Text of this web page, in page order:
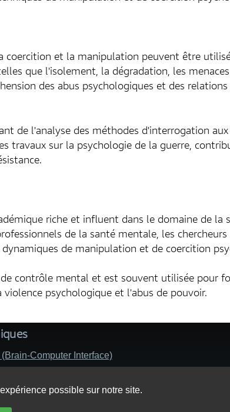
coercition et la manipulation peuvent être
que l'isolement, la dégradation, les
des abus psychologiques et des
de l'analyse des méthodes d'interrogation
travaux sur la psychologie de la guerre,
riche et influent dans le domaine de la
de la santé mentale, les chercheurs
de manipulation et de coercition
contrôle mental et est souvent utilisée pour
psychologique et l'abus de pouvoir.
possible sur notre site.
(Brain-Computer Interface)
de Faraday